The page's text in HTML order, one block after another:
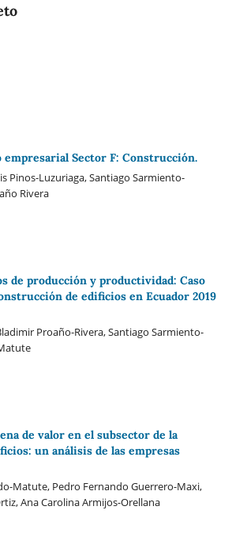
Sector F: Construcción.
Pinos-Luzuriaga, Santiago Sarmiento-
Rivera
de producción y productividad: Caso
de edificios en Ecuador 2019
Proaño-Rivera, Santiago Sarmiento-
de valor en el subsector de la
un análisis de las empresas
Matute, Pedro Fernando Guerrero-Maxi,
Ana Carolina Armijos-Orellana